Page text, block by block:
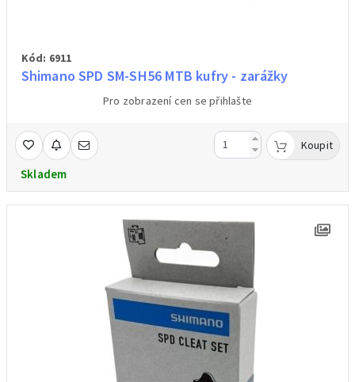
Kód: 6911
Shimano SPD SM-SH56 MTB kufry - zarážky
Pro zobrazení cen se přihlašte
Skladem
Koupit